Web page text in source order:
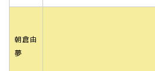
朝倉由
夢